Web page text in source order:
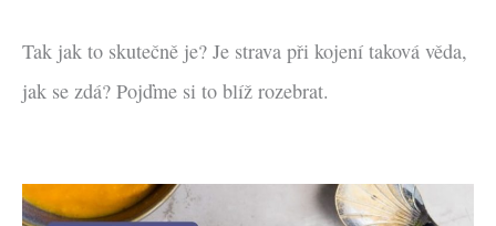
Tak jak to skutečně je? Je strava při kojení taková věda,
jak se zdá? Pojďme si to blíž rozebrat.